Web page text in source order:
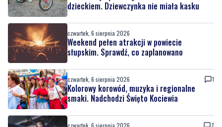
dzieckiem. Dziewczynka nie miała kasku
czwartek, 6 sierpnia 2026
Weekend pełen atrakcji w powiecie
słupskim. Sprawdź, co zaplanowano
czwartek, 6 sierpnia 2026 1
Kolorowy korowód, muzyka i regionalne
smaki. Nadchodzi Święto Kociewia